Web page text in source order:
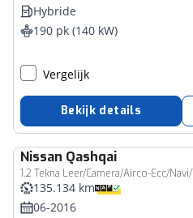
Hybride
190 pk (140 kW)
Vergelijk
Bekijk details
Nissan Qashqai
1.2 Tekna Leer/Camera/Airco-Ecc/
135.134 km
06-2016